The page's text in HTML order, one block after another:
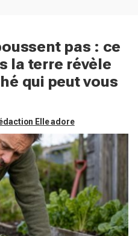
pas : ce
la terre révèle
qui peut vous
Elle adore